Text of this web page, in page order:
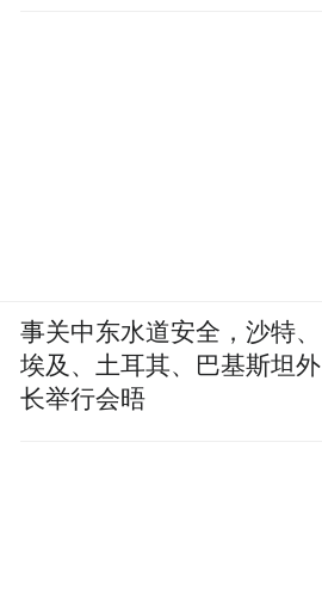
事关中东水道安全，沙特、
埃及、土耳其、巴基斯坦外
长举行会晤